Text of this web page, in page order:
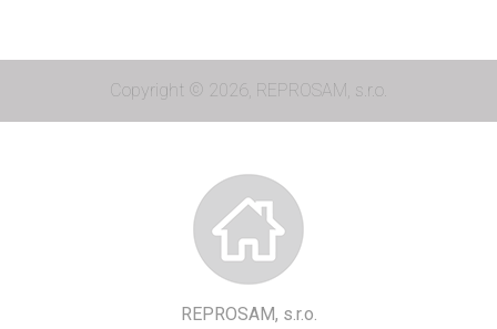
Copyright © 2026, REPROSAM, s.r.o.
REPROSAM, s.r.o.